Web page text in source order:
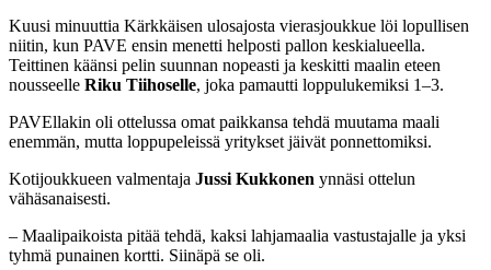
Kuusi minuuttia Kärkkäisen ulosajosta vierasjoukkue löi lopullisen
niitin, kun PAVE ensin menetti helposti pallon keskialueella.
Teittinen käänsi pelin suunnan nopeasti ja keskitti maalin eteen
nousseelle Riku Tiihoselle, joka pamautti loppulukemiksi 1–3.
PAVEllakin oli ottelussa omat paikkansa tehdä muutama maali
enemmän, mutta loppupeleissä yritykset jäivät ponnettomiksi.
Kotijoukkueen valmentaja Jussi Kukkonen ynnäsi ottelun
vähäsanaisesti.
– Maalipaikoista pitää tehdä, kaksi lahjamaalia vastustajalle ja yksi
tyhmä punainen kortti. Siinäpä se oli.